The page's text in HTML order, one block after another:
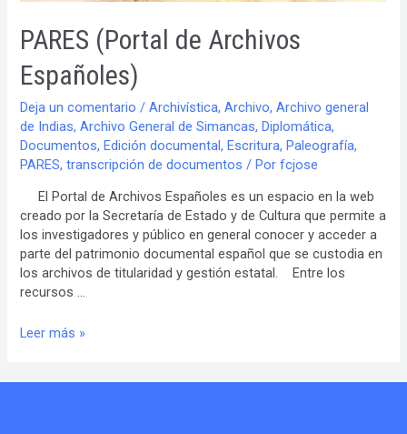
CIENCIAS
Y
TÉCNICAS
HISTORIOGRÁFICAS
PARES (Portal de Archivos
Españoles)
Deja un comentario /Archivística,Archivo,Archivo general
de Indias,Archivo General de Simancas,Diplomática,
Documentos,Edición documental,Escritura,Paleografía,
PARES,transcripción de documentos / Porfcjose
El Portal de Archivos Españoles es un espacio en la web
creado por la Secretaría de Estado y de Cultura que permite a
los investigadores y público en general conocer y acceder a
parte del patrimonio documental español que se custodia en
los archivos de titularidad y gestión estatal. Entre los
recursos …
PARES
Leer más »